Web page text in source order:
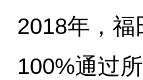
2018年，
100%通过